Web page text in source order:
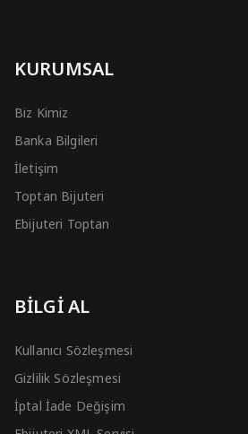
KURUMSAL
Biz Kimiz
Banka Bilgileri
İletişim
Toptan Bijuteri
Ebijuteri Toptan
BİLGİ AL
Kullanıcı Sözleşmesi
Gizlilik Sözleşmesi
İptal İade Değişim